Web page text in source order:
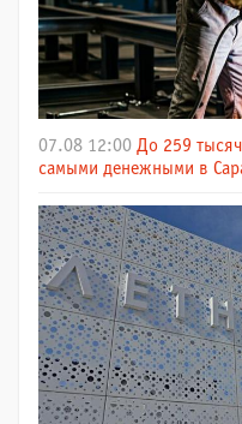
07.08 12:00 До 259
самыми денежными в